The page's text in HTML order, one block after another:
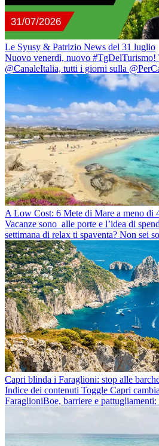
Le Syusy & Patrizio News del 31 luglio
Nuovo venerdì, nuovo #TgDelTurismo!
@CanaleItalia, tutti i giorni sulla
A Low Cost: 6 Mete di Mare a meno di
Vacanze sono alle porte e l’idea di
settimana di relax ti spaventa? Non sei
Capri blinda i Faraglioni: stop alle
Indice dei contenuti Toggle Capri
FaraglioniBoe, barriere e pattugliamenti: